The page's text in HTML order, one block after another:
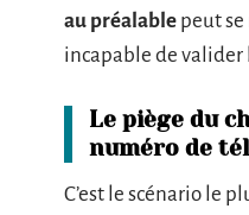
au préalable peut
incapable de
Le piège du
numéro de
C’est le scénario le